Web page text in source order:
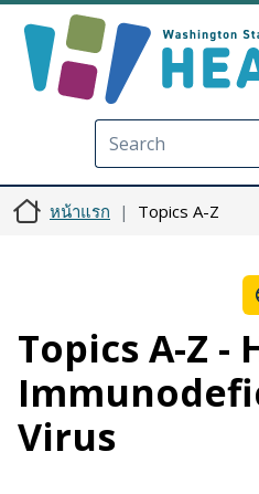
หน้าแรก Topics A-Z
Topics A-Z -
Virus